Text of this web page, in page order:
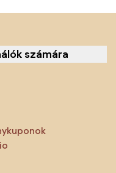
számára